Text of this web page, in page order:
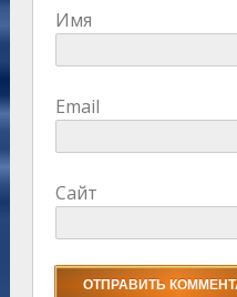
Имя
Email
Сайт